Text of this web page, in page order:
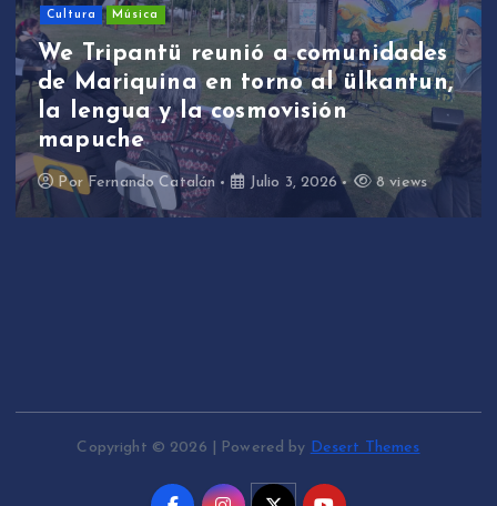
We Tripantü y ülkantun:
estudiantes de Mariquina
participaron en primera jornada
de revitalización lingüística a
través de la música
PorFernando Catalán Junio 17, 2026 10 views
Copyright © 2026 | Powered by Desert Themes